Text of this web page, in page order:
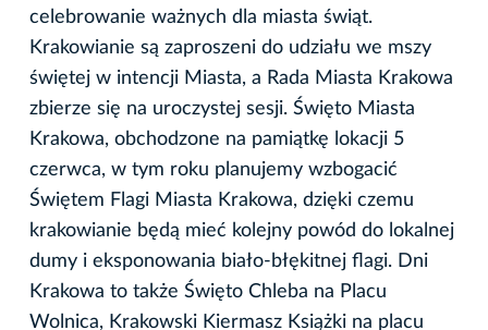
celebrowanie ważnych dla miasta świąt.
Krakowianie są zaproszeni do udziału we mszy
świętej w intencji Miasta, a Rada Miasta Krakowa
zbierze się na uroczystej sesji. Święto Miasta
Krakowa, obchodzone na pamiątkę lokacji 5
czerwca, w tym roku planujemy wzbogacić
Świętem Flagi Miasta Krakowa, dzięki czemu
krakowianie będą mieć kolejny powód do lokalnej
dumy i eksponowania biało-błękitnej flagi. Dni
Krakowa to także Święto Chleba na Placu
Wolnica, Krakowski Kiermasz Książki na placu